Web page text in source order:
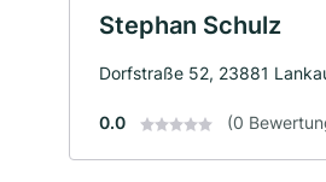
Stephan Schulz
Dorfstraße 52, 23881
0.0 (0